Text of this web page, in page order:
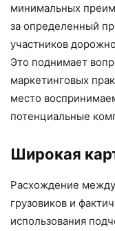
минимальных
за определенный
участников
Это поднимает
маркетинговых
место
потенциальные
Широкая
Расхождение
грузовиков и
использования